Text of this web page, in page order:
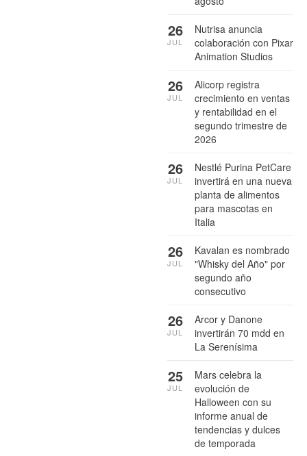
Nutrisa anuncia
colaboración con Pixar
Animation Studios
26
JUL
Alicorp registra
crecimiento en ventas
y rentabilidad en el
segundo trimestre de
2026
26
JUL
Nestlé Purina PetCare
invertirá en una nueva
planta de alimentos
para mascotas en
Italia
26
JUL
Kavalan es nombrado
"Whisky del Año" por
segundo año
consecutivo
26
JUL
Arcor y Danone
invertirán 70 mdd en
La Serenísima
26
JUL
Mars celebra la
evolución de
Halloween con su
informe anual de
tendencias y dulces
de temporada
25
JUL